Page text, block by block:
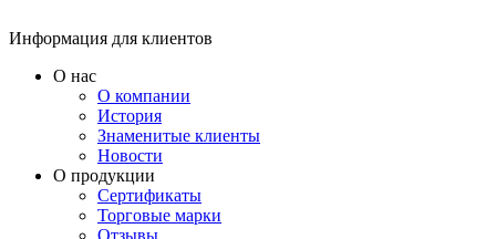
Информация для клиентов
О нас
О компании
История
Знаменитые клиенты
Новости
О продукции
Сертификаты
Торговые марки
Отзывы